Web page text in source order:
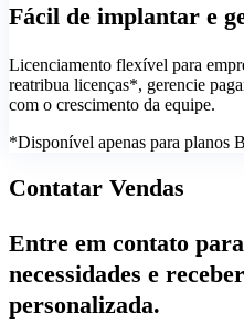
Fácil de implantar e
Licenciamento flexível para
reatribua licenças*, gerencie
com o crescimento da equipe.
*Disponível apenas para planos
Contatar Vendas
Entre em contato
necessidades e
personalizada.